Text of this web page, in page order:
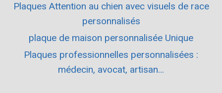
Plaques Attention au chien avec visuels de race
personnalisés
plaque de maison personnalisée Unique
Plaques professionnelles personnalisées :
médecin, avocat, artisan…